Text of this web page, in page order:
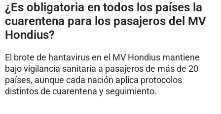
¿Es obligatoria en todos los países la
cuarentena para los pasajeros del MV
Hondius?
El brote de hantavirus en el MV Hondius mantiene
bajo vigilancia sanitaria a pasajeros de más de 20
países, aunque cada nación aplica protocolos
distintos de cuarentena y seguimiento.